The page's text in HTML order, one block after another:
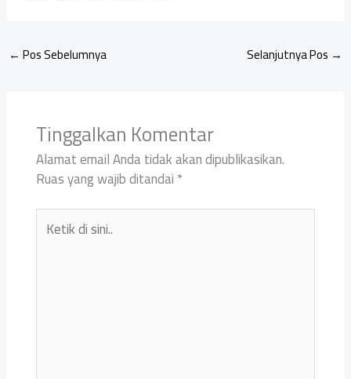
← Pos Sebelumnya Selanjutnya Pos →
Tinggalkan Komentar
Alamat email Anda tidak akan dipublikasikan.
Ruas yang wajib ditandai*
Ketik